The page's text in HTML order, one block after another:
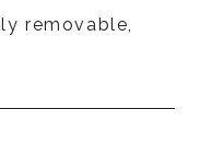
removable,